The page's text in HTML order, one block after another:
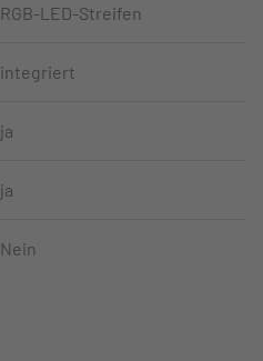
RGB-LED-Streifen
integriert
ja
ja
Nein